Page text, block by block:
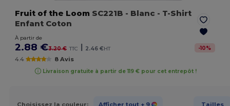
Fruit of the Loom SC221B - Blanc - T-Shirt
Enfant Coton
À partir de
2.88 €3.20 € TTC | 2.46 €HT -10%
4.4 8 Avis
Livraison gratuite à partir de 119 € pour cet entrepôt !
Choisissez la couleur: Afficher tout + 9 Tailles